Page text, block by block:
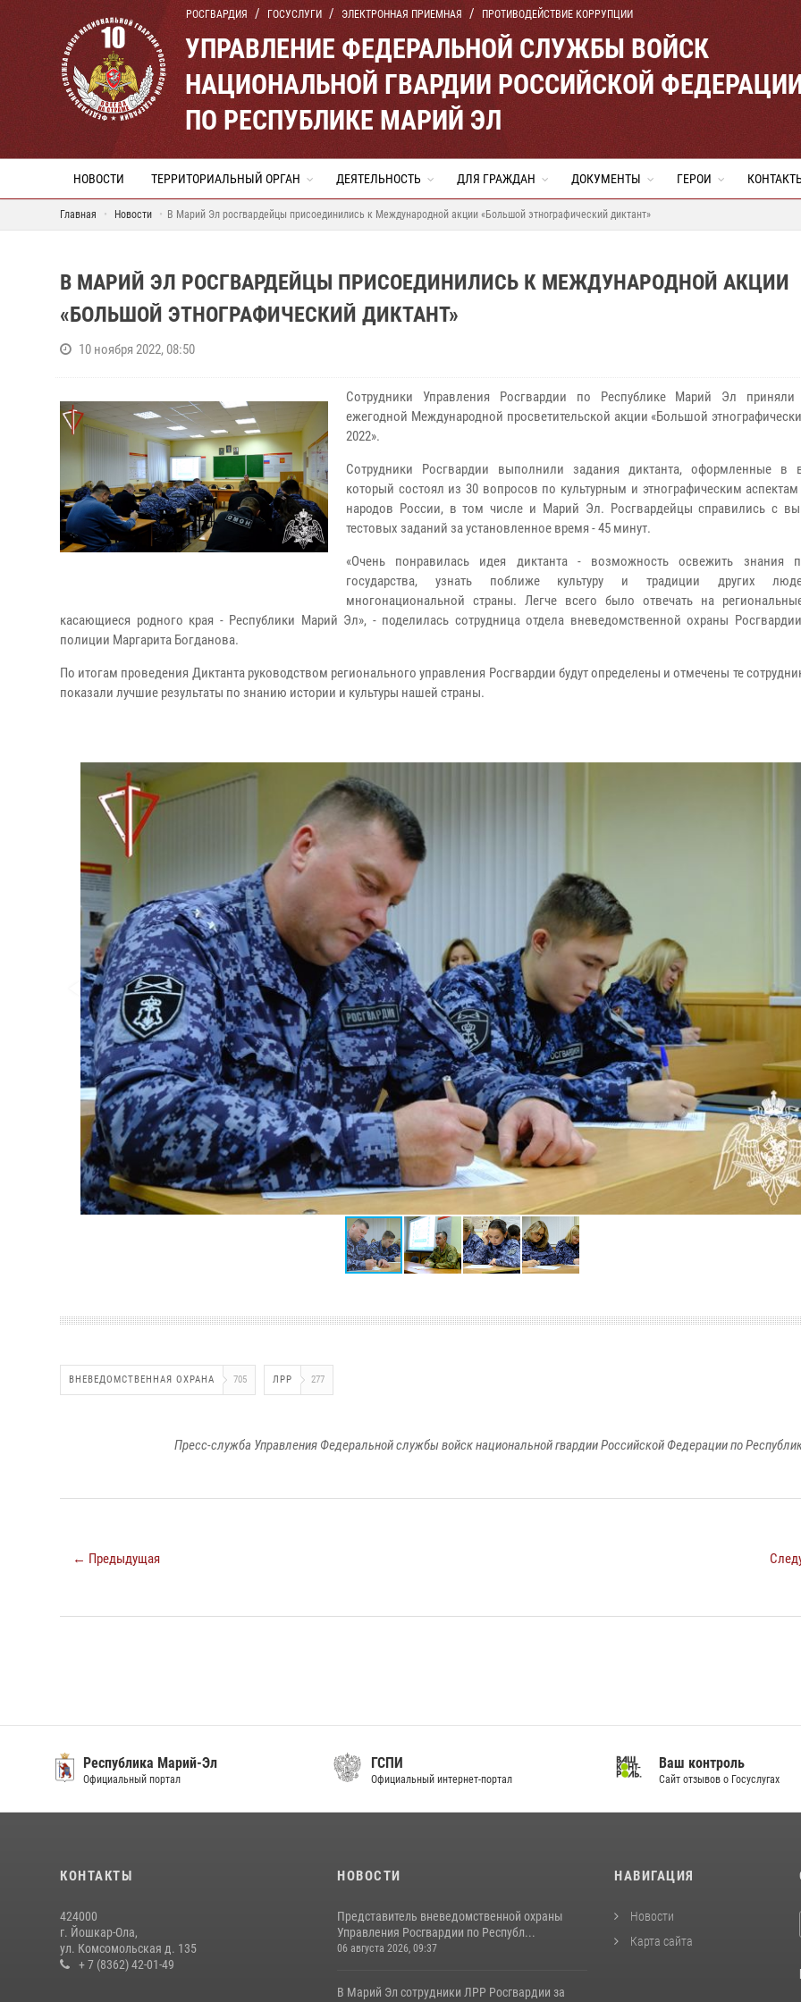
РОСГВАРДИЯ ГОСУСЛУГИ ЭЛЕКТРОННАЯ ПРИЕМНАЯ ПРОТИВОДЕЙСТВИЕ КОРРУПЦИИ
УПРАВЛЕНИЕ ФЕДЕРАЛЬНОЙ СЛУЖБЫ ВОЙСК
НАЦИОНАЛЬНОЙ ГВАРДИИ РОССИЙСКОЙ
ПО РЕСПУБЛИКЕ МАРИЙ ЭЛ
НОВОСТИ ТЕРРИТОРИАЛЬНЫЙ ОРГАН ДЕЯТЕЛЬНОСТЬ ДЛЯ ГРАЖДАН ДОКУМЕНТЫ ГЕРОИ
Главная Новости В Марий Эл росгвардейцы присоединились к Международной акции «Большой этнографический диктант»
В МАРИЙ ЭЛ РОСГВАРДЕЙЦЫ ПРИСОЕДИНИЛИСЬ К МЕЖДУНАРОДНОЙ АКЦИИ
«БОЛЬШОЙ ЭТНОГРАФИЧЕСКИЙ ДИКТАНТ»
10 ноября 2022, 08:50
Сотрудники Управления Росгвардии по Республике Марий Эл приняли
ежегодной Международной просветительской акции «Большой
2022».
Сотрудники Росгвардии выполнили задания диктанта, оформленные в
который состоял из 30 вопросов по культурным и этнографическим
народов России, в том числе и Марий Эл. Росгвардейцы справились с
тестовых заданий за установленное время - 45 минут.
«Очень понравилась идея диктанта - возможность освежить знания
государства, узнать поближе культуру и традиции других
многонациональной страны. Легче всего было отвечать на
касающиеся родного края - Республики Марий Эл», - поделилась сотрудница отдела вневедомственной охраны
полиции Маргарита Богданова.
По итогам проведения Диктанта руководством регионального управления Росгвардии будут определены и отмечены те
показали лучшие результаты по знанию истории и культуры нашей страны.
ВНЕВЕДОМСТВЕННАЯ ОХРАНА 705 ЛРР 277
Пресс-служба Управления Федеральной службы войск национальной гвардии Российской Федерации по
← Предыдущая
Республика Марий-Эл
Официальный портал
ГСПИ
Официальный интернет-портал
Ваш контроль
Сайт отзывов о Госуслугах
КОНТАКТЫ
424000
г. Йошкар-Ола,
ул. Комсомольская д. 135
+ 7 (8362) 42-01-49
НОВОСТИ
Представитель вневедомственной охраны
Управления Росгвардии по Республ...
06 августа 2026, 09:37
В Марий Эл сотрудники ЛРР Росгвардии за
НАВИГАЦИЯ
Новости
Карта сайта